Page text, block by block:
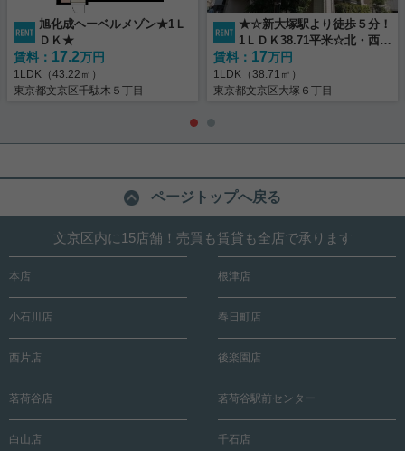
旭化成ヘーベルメゾン★1Ｌ
ＤＫ★
賃料： 17.2万円
1LDK（43.22㎡）
東京都文京区千駄木５丁目
★☆新大塚駅より徒歩５分！
1ＬＤＫ38.71平米☆北・西角
住戸☆2口ガスコンロ☆★
賃料： 17万円
1LDK（38.71㎡）
東京都文京区大塚６丁目
ページトップへ戻る
文京区内に15店舗！売買も賃貸も全店で承ります
本店 根津店
小石川店 春日町店
西片店 後楽園店
茗荷谷店 茗荷谷駅前センター
白山店 千石店